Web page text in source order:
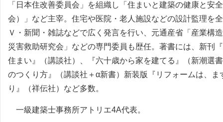
「日本住改善委員会」を組織し「住まいと建築の健康と
会）」など主宰。住宅や医院・老人施設などの設計監理を
Ｖ・新聞・雑誌などで広く発言を行い、元通産省「産業構
災害救助研究会」などの専門委員も歴任。著書には、新刊
住まい』（講談社）、『六十歳から家を建てる』（新潮選
のつくり方』（講談社＋α新書）新装版『リフォームは、
り』（祥伝社）など多数。
一級建築士事務所アトリエ4A代表。